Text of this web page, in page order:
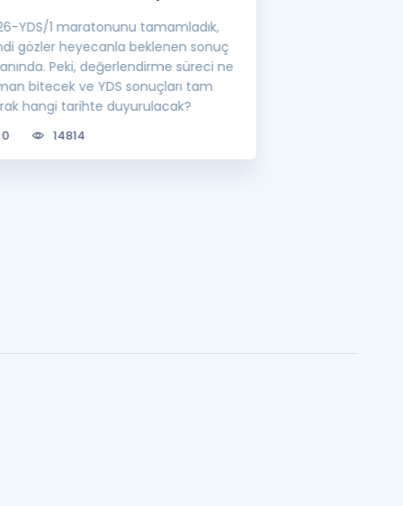
YDS/1 maratonunu tamamladık,
gözler heyecanla beklenen sonuç
Peki, değerlendirme süreci ne
bitecek ve YDS sonuçları tam
hangi tarihte duyurulacak?
0 14814